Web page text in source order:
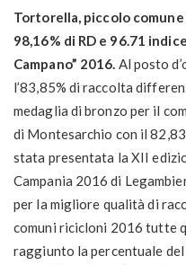
Tortorella, piccolo
98,16% di RD e 96.71
Campano” 2016. Al posto
l’83,85% di raccolta
medaglia di bronzo per il
di Montesarchio con il
stata presentata la XII
Campania 2016 di
per la migliore qualità di
comuni ricicloni 2016 tutte
raggiunto la percentuale